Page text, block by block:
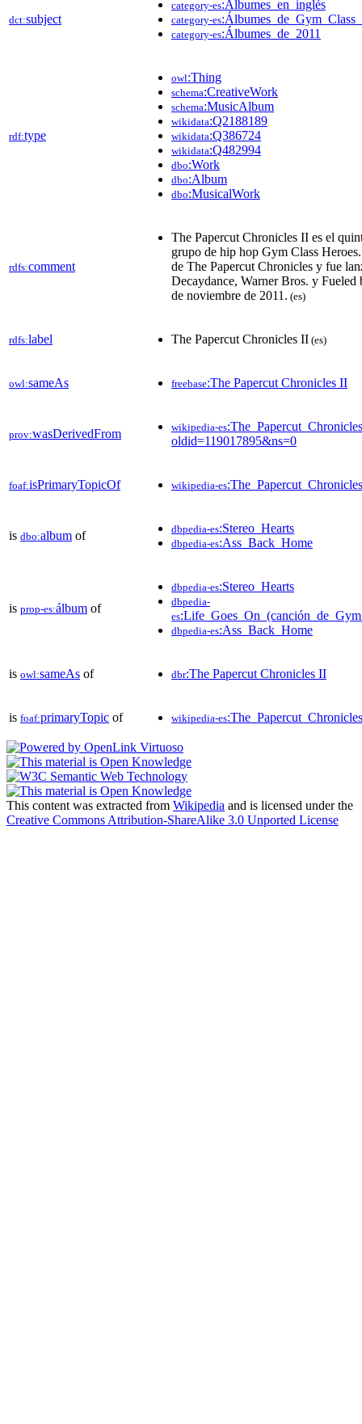
dct:subject
category-es:Álbumes_en_inglés
category-es
category-es:Álbumes_de_2011
rdf:type
owl:Thing
schema:CreativeWork
schema:MusicAlbum
wikidata:Q2188189
wikidata:Q386724
wikidata:Q482994
dbo:Work
dbo:Album
dbo:MusicalWork
rdfs:comment
The Papercut Chronicles II es el
grupo de hip hop Gym Class
de The Papercut Chronicles y fue
Decaydance, Warner Bros. y Fueled
de noviembre de 2011. (es)
rdfs:label The Papercut Chronicles II (es)
owl:sameAs freebase:The Papercut Chronicles II
prov:wasDerivedFrom wikipedia-es
oldid=119017895&ns=0
foaf:isPrimaryTopicOf wikipedia-es
is dbo:album of dbpedia-es:Stereo_Hearts
dbpedia-es:Ass_Back_Home
is prop-es:álbum of
dbpedia-es:Stereo_Hearts
dbpedia-
es
dbpedia-es:Ass_Back_Home
is owl:sameAs of dbr:The Papercut Chronicles II
is foaf:primaryTopic of wikipedia-es
This content was extracted from Wikipedia and is licensed under the
Creative Commons Attribution-ShareAlike 3.0 Unported License